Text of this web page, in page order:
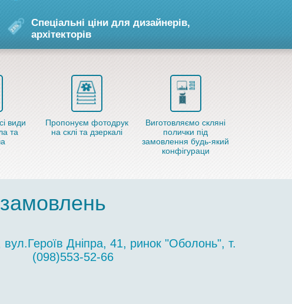
Спеціальні ціни для дизайнерів,
архітекторів
види
та
Пропонуєм фотодрук
на склі та дзеркалі
Виготовляємо скляні
полички під
замовлення будь-який
конфігураци
вул.Героїв Дніпра, 41, ринок "Оболонь", т.
(098)553-52-66